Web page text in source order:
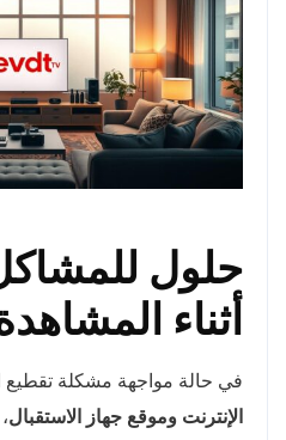
حلول
أثناء
في حالة مواجهة مشكلة تقطيع
الإنترنت وموقع جهاز الاستقبال